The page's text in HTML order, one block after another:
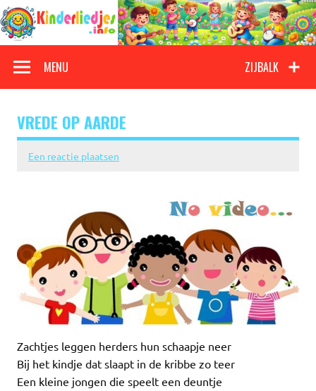
Doorgaan
naar
inhoud
Kinderliedjes
ZIJBALK
MENU
VREDE OP AARDE
Een reactie plaatsen
Zachtjes leggen herders hun schaapje neer
Bij het kindje dat slaapt in de kribbe zo teer
Een kleine jongen die speelt een deuntje